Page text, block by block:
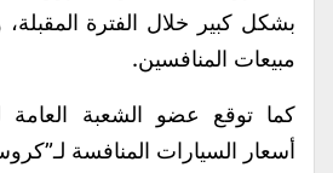
بشكل كبير خلال الفترة
مبيعات المنافسين.
كما توقع عضو الشعبة العامة
أسعار السيارات المنافسة